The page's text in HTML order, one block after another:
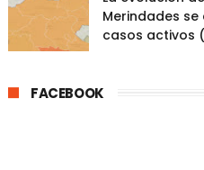
Merindades
casos activos
FACEBOOK